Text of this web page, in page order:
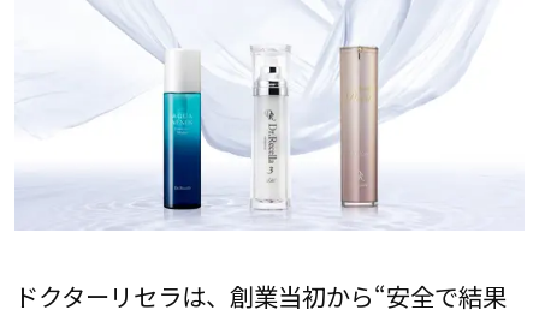
ドクターリセラは、創業当初から“安全で結果